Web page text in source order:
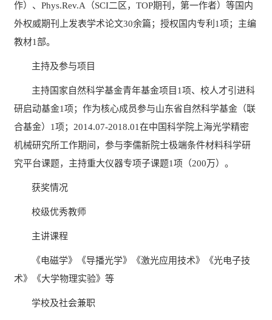
作）、Phys.Rev.A（SCI二区，TOP期刊，第一作者）等国内
外权威期刊上发表学术论文30余篇；授权国内专利1项；主编
教材1部。
主持及参与项目
主持国家自然科学基金青年基金项目 1项、校人才引进科
研启动基金1项；作为核心成员参与山东省自然科学基金（联
合基金）1项；2014.07-2018.01在中国科学院上海光学精密
机械研究所工作期间，参与李儒新院士极端条件材料科学研
究平台课题，主持重大仪器专项子课题1项（200万）。
获奖情况
校级优秀教师
主讲课程
《电磁学》《导播光学》《激光应用技术》《光电子技
术》《大学物理实验》等
学校及社会兼职